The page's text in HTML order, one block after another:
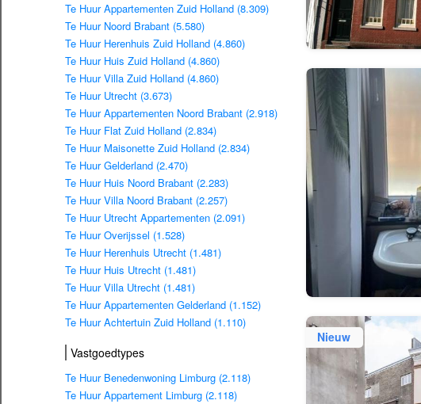
Te Huur Appartementen Zuid Holland (8.309)
Te Huur Noord Brabant (5.580)
Te Huur Herenhuis Zuid Holland (4.860)
Te Huur Huis Zuid Holland (4.860)
Te Huur Villa Zuid Holland (4.860)
Te Huur Utrecht (3.673)
Te Huur Appartementen Noord Brabant (2.918)
Te Huur Flat Zuid Holland (2.834)
Te Huur Maisonette Zuid Holland (2.834)
Te Huur Gelderland (2.470)
Te Huur Huis Noord Brabant (2.283)
Te Huur Villa Noord Brabant (2.257)
Te Huur Utrecht Appartementen (2.091)
Te Huur Overijssel (1.528)
Te Huur Herenhuis Utrecht (1.481)
Te Huur Huis Utrecht (1.481)
Te Huur Villa Utrecht (1.481)
Te Huur Appartementen Gelderland (1.152)
Te Huur Achtertuin Zuid Holland (1.110)
Vastgoedtypes
Te Huur Benedenwoning Limburg (2.118)
Te Huur Appartement Limburg (2.118)
Nieuw